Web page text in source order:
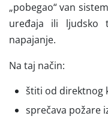
„pobegao“ van
uređaja ili ljudsko
napajanje.
Na taj način:
štiti od direktnog
sprečava požare